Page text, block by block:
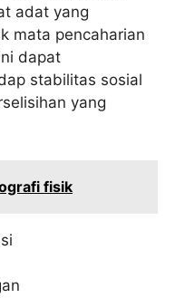
adat yang
mata pencaharian
dapat
stabilitas sosial
yang
fisik